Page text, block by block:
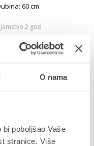
O nama
poboljšao Vaše
stranice. Više
60 cm
Jamstvo:2 god
Dostavljamo već od
proizvod